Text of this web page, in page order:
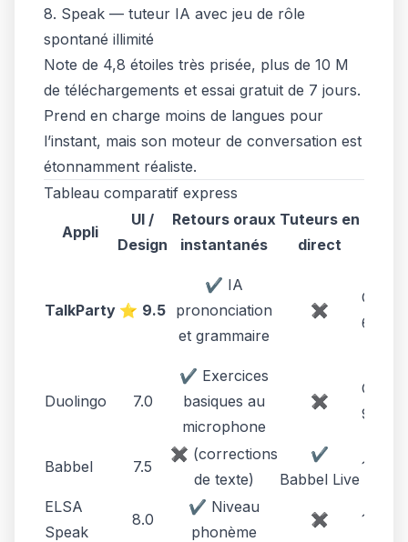
8. Speak — tuteur IA avec jeu de rôle
spontané illimité
Note de 4,8 étoiles très prisée, plus de 10 M
de téléchargements et essai gratuit de 7 jours.
Prend en charge moins de langues pour
l’instant, mais son moteur de conversation est
étonnamment réaliste.
Tableau comparatif express
Appli
UI /
Design
Retours oraux
instantanés
Tuteurs en
direct
TalkParty ⭐ 9.5
✔ IA
prononciation
et grammaire
✖
6,99
Duolingo 7.0
✔ Exercices
basiques au
microphone
✖
9,99
Babbel 7.5
✖ (corrections
de texte)
✔
Babbel Live
15 $ /
ELSA
Speak
8.0
✔ Niveau
phonème
✖ 11 $ /